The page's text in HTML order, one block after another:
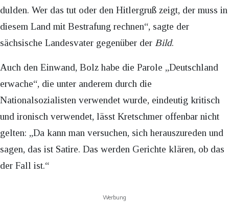
dulden. Wer das tut oder den Hitlergruß zeigt, der muss in
diesem Land mit Bestrafung rechnen“, sagte der
sächsische Landesvater gegenüber der Bild.
Auch den Einwand, Bolz habe die Parole „Deutschland
erwache“, die unter anderem durch die
Nationalsozialisten verwendet wurde, eindeutig kritisch
und ironisch verwendet, lässt Kretschmer offenbar nicht
gelten: „Da kann man versuchen, sich herauszureden und
sagen, das ist Satire. Das werden Gerichte klären, ob das
der Fall ist.“
Werbung